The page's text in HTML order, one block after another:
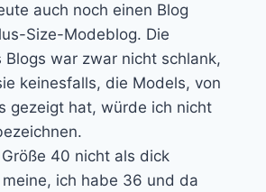
auch noch einen Blog
Size-Modeblog. Die
Blogs war zwar nicht schlank,
keinesfalls, die Models, von
gezeigt hat, würde ich nicht
40 nicht als dick
ich habe 36 und da